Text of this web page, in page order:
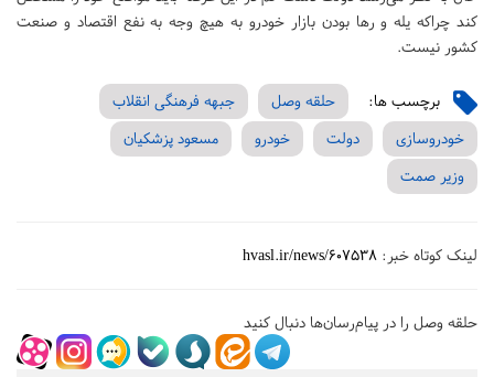
کند چراکه یله و رها بودن بازار خودرو به هیچ وجه به نفع اقتصاد و صنعت
کشور نیست.
برچسب ها: حلقه وصل
جبهه فرهنگی انقلاب
خودروسازی
دولت خودرو
مسعود پزشکیان
وزیر صمت
لینک کوتاه خبر: hvasl.ir/news/607538
حلقه وصل را در پیام‌رسان‌ها دنبال کنید